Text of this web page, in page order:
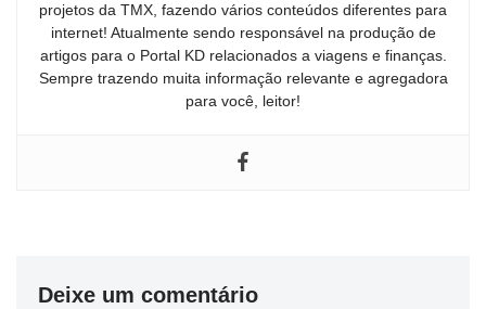
projetos da TMX, fazendo vários conteúdos diferentes para
internet! Atualmente sendo responsável na produção de
artigos para o Portal KD relacionados a viagens e finanças.
Sempre trazendo muita informação relevante e agregadora
para você, leitor!
Deixe um comentário